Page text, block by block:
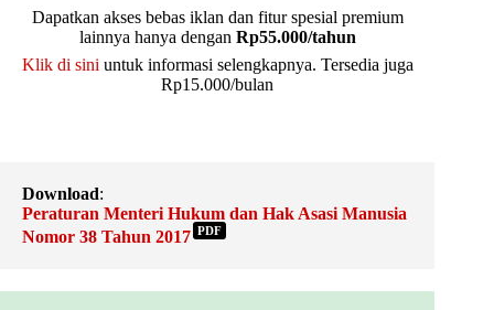
Dapatkan akses bebas iklan dan fitur spesial premium
lainnya hanya dengan Rp55.000/tahun
Klik di sini untuk informasi selengkapnya. Tersedia juga
Rp15.000/bulan
Download:
Peraturan Menteri Hukum dan Hak Asasi Manusia
Nomor 38 Tahun 2017 PDF